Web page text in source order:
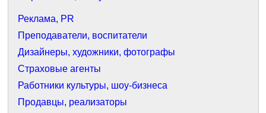
Реклама, PR
Преподаватели, воспитатели
Дизайнеры, художники, фотографы
Страховые агенты
Работники культуры, шоу-бизнеса
Продавцы, реализаторы